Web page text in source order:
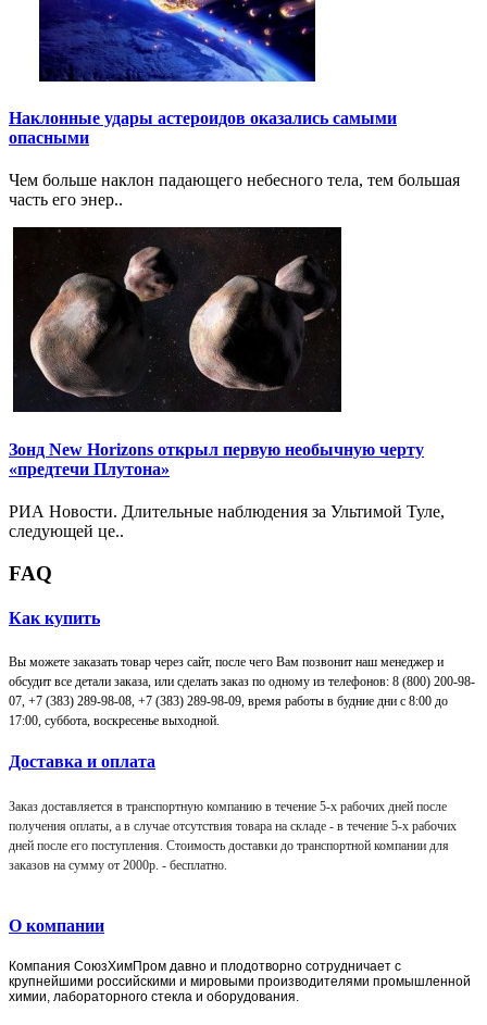
Наклонные удары астероидов оказались самыми
опасными
Чем больше наклон падающего небесного тела, тем большая
часть его энер..
Зонд New Horizons открыл первую необычную черту
«предтечи Плутона»
РИА Новости. Длительные наблюдения за Ультимой Туле,
следующей це..
FAQ
Как купить
Вы можете заказать товар через сайт, после чего Вам позвонит наш менеджер и
обсудит все детали заказа, или сделать заказ по одному из телефонов: 8 (800) 200-98-
07, +7 (383) 289-98-08, +7 (383) 289-98-09, время работы в будние дни с 8:00 до
17:00, суббота, воскресенье выходной.
Доставка и оплата
Заказ доставляется в транспортную компанию в течение 5-х рабочих дней после
получения оплаты, а в случае отсутствия товара на складе - в течение 5-х рабочих
дней после его поступления. Стоимость доставки до транспортной компании для
заказов на сумму от 2000р. - бесплатно
О компании
Компания СоюзХимПром давно и плодотворно сотрудничает с
крупнейшими российскими и мировыми производителями промышленной
химии, лабораторного стекла и оборудования.